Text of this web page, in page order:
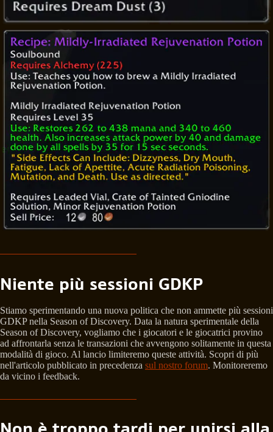
Niente più sessioni GDKP
Stiamo sperimentando una nuova politica che non ammette più sessioni
GDKP nella Season of Discovery. Data la natura sperimentale della
Season of Discovery, vogliamo che i giocatori e le giocatrici provino
ad affrontarla senza le transazioni che avvengono solitamente in questa
modalità di gioco. Al lancio limiteremo queste attività. Scopri di più
nell'articolo pubblicato in precedenza sul nostro forum. Monitoreremo
da vicino i feedback.